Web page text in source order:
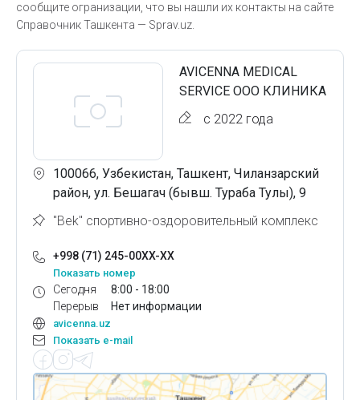
сообщите огранизации, что вы нашли их контакты на сайте
Справочник Ташкента — Sprav.uz.
AVICENNA MEDICAL
SERVICE ООО КЛИНИКА
с 2022 года
100066, Узбекистан, Ташкент, Чиланзарский
район, ул. Бешагач (бывш. Тураба Тулы), 9
"Bek" спортивно-оздоровительный комплекс
+998 (71) 245-00XX-XX
Показать номер
Сегодня
Перерыв
8:00 - 18:00
Нет информации
avicenna.uz
Показать e-mail